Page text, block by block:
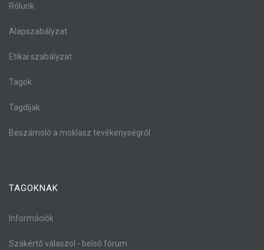
Rólunk
Alapszabályzat
Etikai szabályzat
Tagok
Tagdíjak
Beszámoló a moklasz tevékenységről
TAGOKNAK
Információk
Szakértő válaszol - belső fórum